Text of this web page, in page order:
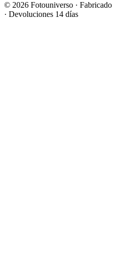
© 2026 Fotouniverso · Fabricado
· Devoluciones 14 días